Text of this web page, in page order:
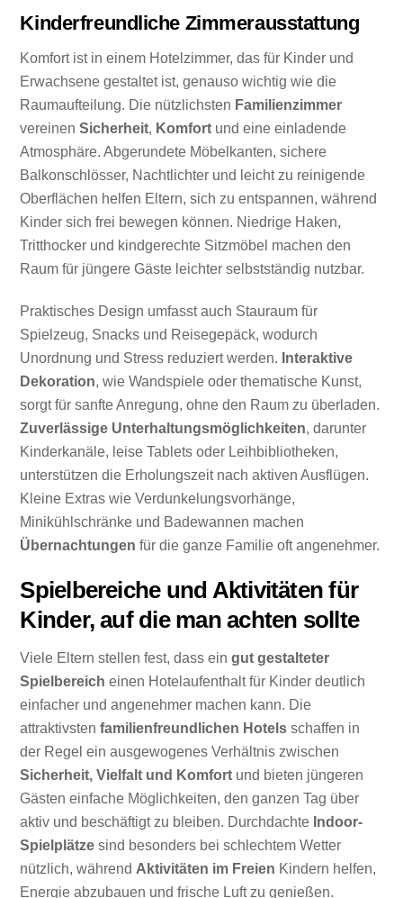
Kinderfreundliche Zimmerausstattung
Komfort ist in einem Hotelzimmer, das für Kinder und
Erwachsene gestaltet ist, genauso wichtig wie die
Raumaufteilung. Die nützlichsten Familienzimmer
vereinenSicherheit, Komfort und eine einladende
Atmosphäre. Abgerundete Möbelkanten, sichere
Balkonschlösser, Nachtlichter und leicht zu reinigende
Oberflächen helfen Eltern, sich zu entspannen, während
Kinder sich frei bewegen können. Niedrige Haken,
Tritthocker und kindgerechte Sitzmöbel machen den
Raum für jüngere Gäste leichter selbstständig nutzbar.
Praktisches Design umfasst auch Stauraum für
Spielzeug, Snacks und Reisegepäck, wodurch
Unordnung und Stress reduziert werden. Interaktive
Dekoration, wie Wandspiele oder thematische Kunst,
sorgt für sanfte Anregung, ohne den Raum zu überladen.
Zuverlässige Unterhaltungsmöglichkeiten, darunter
Kinderkanäle, leise Tablets oder Leihbibliotheken,
unterstützen die Erholungszeit nach aktiven Ausflügen.
Kleine Extras wie Verdunkelungsvorhänge,
Minikühlschränke und Badewannen machen
Übernachtungen für die ganze Familie oft angenehmer.
Spielbereiche und Aktivitäten für
Kinder, auf die man achten sollte
Viele Eltern stellen fest, dass eingut gestalteter
Spielbereich einen Hotelaufenthalt für Kinder deutlich
einfacher und angenehmer machen kann. Die
attraktivstenfamilienfreundlichen Hotels schaffen in
der Regel ein ausgewogenes Verhältnis zwischen
Sicherheit, Vielfalt und Komfort und bieten jüngeren
Gästen einfache Möglichkeiten, den ganzen Tag über
aktiv und beschäftigt zu bleiben. Durchdachte Indoor-
Spielplätze sind besonders bei schlechtem Wetter
nützlich, während Aktivitäten im Freien Kindern helfen,
Energie abzubauen und frische Luft zu genießen.